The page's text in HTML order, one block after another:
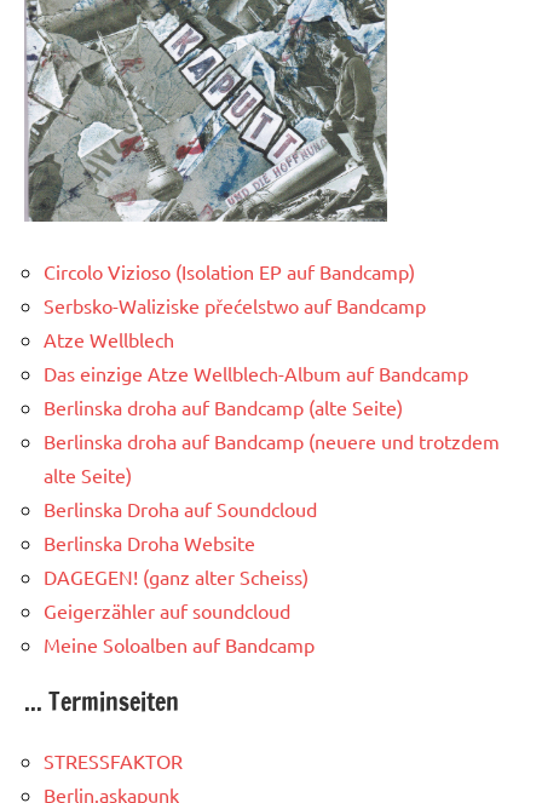
Circolo Vizioso (Isolation EP auf Bandcamp)
Serbsko-Waliziske přećelstwo auf Bandcamp
Atze Wellblech
Das einzige Atze Wellblech-Album auf Bandcamp
Berlinska droha auf Bandcamp (alte Seite)
Berlinska droha auf Bandcamp (neuere und trotzdem
alte Seite)
Berlinska Droha auf Soundcloud
Berlinska Droha Website
DAGEGEN! (ganz alter Scheiss)
Geigerzähler auf soundcloud
Meine Soloalben auf Bandcamp
... Terminseiten
STRESSFAKTOR
Berlin.askapunk